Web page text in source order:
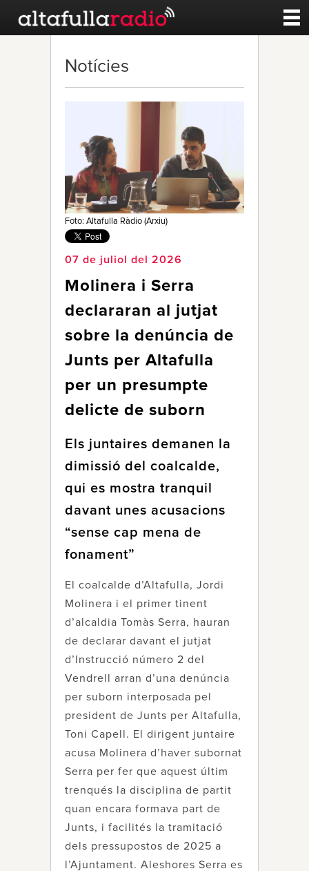
Esports
Noticies
Qui Som
Notícies
Foto: Altafulla Ràdio (Arxiu)
07 de juliol del 2026
Molinera i Serra
declararan al jutjat
sobre la denúncia de
Junts per Altafulla
per un presumpte
delicte de suborn
Els juntaires demanen la
dimissió del coalcalde,
qui es mostra tranquil
davant unes acusacions
“sense cap mena de
fonament”
El coalcalde d’Altafulla, Jordi
Molinera i el primer tinent
d’alcaldia Tomàs Serra, hauran
de declarar davant el jutjat
d’Instrucció número 2 del
Vendrell arran d’una denúncia
per suborn interposada pel
president de Junts per Altafulla,
Toni Capell. El dirigent juntaire
acusa Molinera d’haver subornat
Serra per fer que aquest últim
trenqués la disciplina de partit
quan encara formava part de
Junts, i facilités la tramitació
dels pressupostos de 2025 a
l’Ajuntament. Aleshores Serra es